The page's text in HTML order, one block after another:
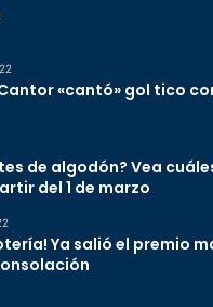
«cantó» gol tico
de algodón? Vea
del 1 de marzo
Ya salió el premio